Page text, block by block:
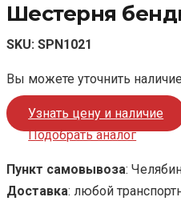
Шестерня
SKU: SPN1021
Вы можете уточнить
Узнать цену и наличие
Подобрать аналог
Пункт самовывоза:
Доставка: любой